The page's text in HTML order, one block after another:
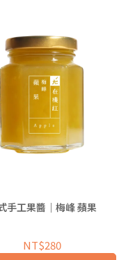
手工果醬｜梅峰 蘋果
NT$280